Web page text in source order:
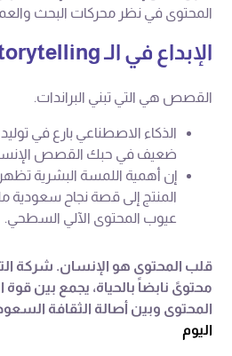
المحتوى في نظر محركات البحث
الإبداع في الـ Storytelling
القصص هي التي تبني البراندات.
الذكاء الاصطناعي بارع في
ضعيف في حبك القصص
إن أهمية اللمسة البشرية
المنتج إلى قصة نجاح سعودية
عيوب المحتوى الآلي السطحي.
قلب المحتوى هو الإنسان. شركة
محتوىً نابضاً بالحياة، يجمع بين قوة
المحتوى وبين أصالة الثقافة
اليوم